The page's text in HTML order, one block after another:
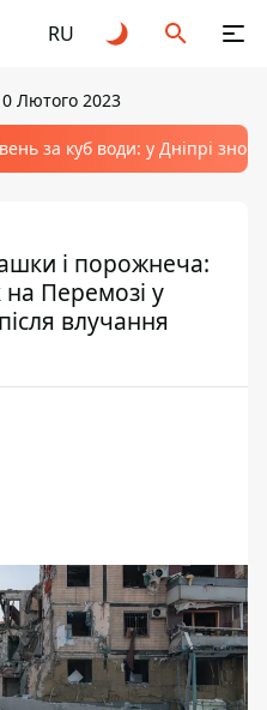
RU
Лютого 2023
за куб води: у Дніпрі
і порожнеча:
Перемозі у
влучання